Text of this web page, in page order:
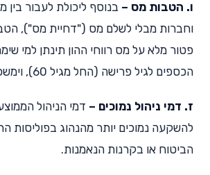
ו. הטבות מס – בנוסף ליכולת לעבור בין
וחברות מבלי לשלם מס ("דחיית מס"),
פטור מלא על מס רווחי ההון תינתן למי
הכספים לגיל פרישה (החל מגיל 60), וימשכו אותם כקצבה.
ז. דמי ניהול נמוכים – דמי הניהול
להשקעה נמוכים יותר מהנהוג בפוליסות
הביטוח או בקרנות הנאמנות.